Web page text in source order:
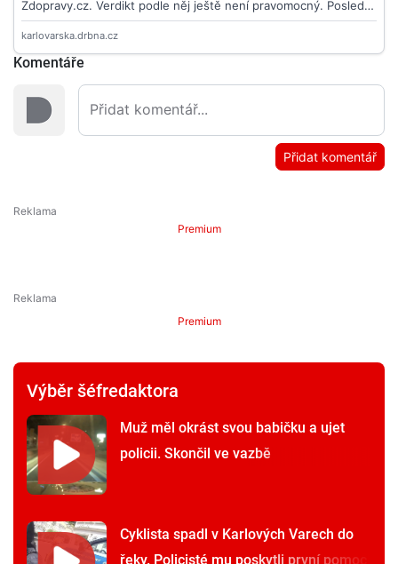
Komentáře
Přidat komentář
Premium
Premium
Výběr šéfredaktora
Muž měl okrást svou babičku a ujet
policii. Skončil ve vazbě
Cyklista spadl v Karlových Varech do
řeky. Policisté mu poskytli první pomoc